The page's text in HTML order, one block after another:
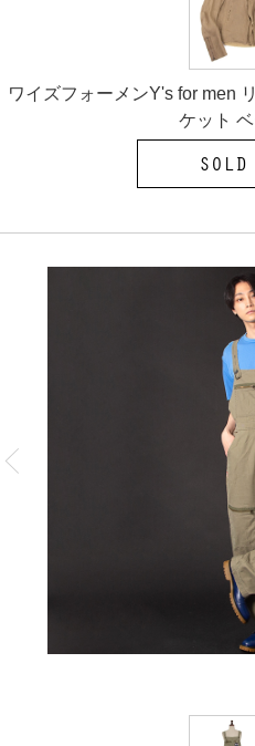
ワイズフォーメンY's for men
ケット
SOLD